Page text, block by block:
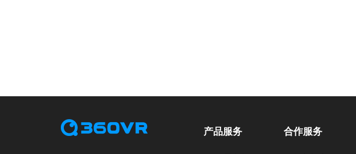
产品服务 合作服务